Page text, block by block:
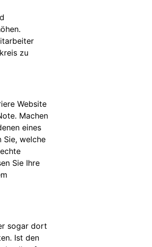
zu
Website
Machen
eines
Sie, welche
Sie Ihre
sogar dort
Ist den